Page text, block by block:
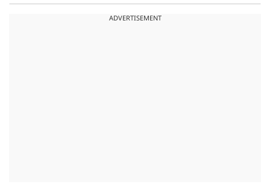
ADVERTISEMENT